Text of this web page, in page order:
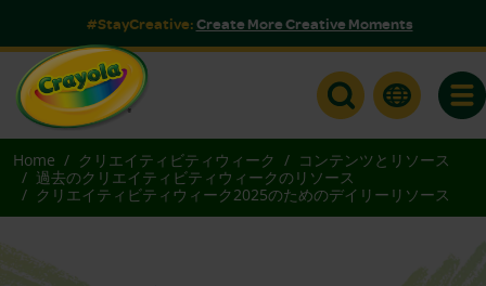
#StayCreative:Create More Creative Moments
Home クリエイティビティウィーク
コンテンツとリソース
過去のクリエイティビティウィークのリソース
クリエイティビティウィーク2025のためのデイリーリソース